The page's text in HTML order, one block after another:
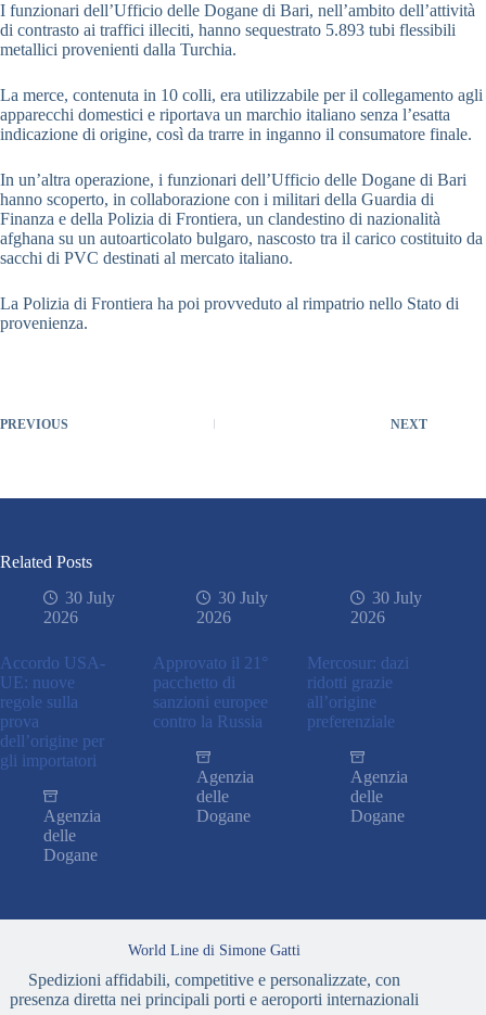
I funzionari dell’Ufficio delle Dogane di Bari, nell’ambito dell’attività
di contrasto ai traffici illeciti, hanno sequestrato 5.893 tubi flessibili
metallici provenienti dalla Turchia.
La merce, contenuta in 10 colli, era utilizzabile per il collegamento agli
apparecchi domestici e riportava un marchio italiano senza l’esatta
indicazione di origine, così da trarre in inganno il consumatore finale.
In un’altra operazione, i funzionari dell’Ufficio delle Dogane di Bari
hanno scoperto, in collaborazione con i militari della Guardia di
Finanza e della Polizia di Frontiera, un clandestino di nazionalità
afghana su un autoarticolato bulgaro, nascosto tra il carico costituito da
sacchi di PVC destinati al mercato italiano.
La Polizia di Frontiera ha poi provveduto al rimpatrio nello Stato di
provenienza.
PREVIOUS NEXT
Related Posts
30 July
2026
Accordo USA-
UE: nuove
regole sulla
prova
dell’origine per
gli importatori
Agenzia
delle
Dogane
30 July
2026
Approvato il 21°
pacchetto di
sanzioni europee
contro la Russia
Agenzia
delle
Dogane
30 July
2026
Mercosur: dazi
ridotti grazie
all’origine
preferenziale
Agenzia
delle
Dogane
World Line di Simone Gatti
Spedizioni affidabili, competitive e personalizzate, con
presenza diretta nei principali porti e aeroporti internazionali